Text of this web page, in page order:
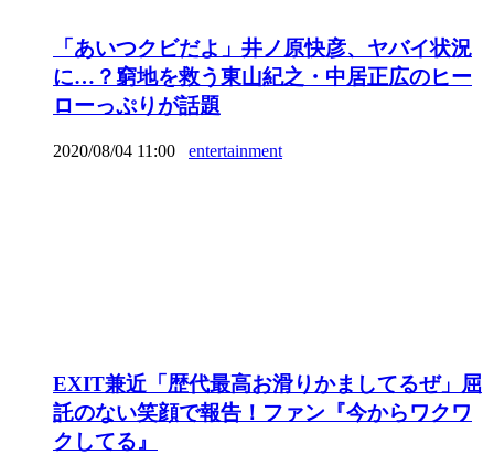
「あいつクビだよ」井ノ原快彦、ヤバイ状況
に…？窮地を救う東山紀之・中居正広のヒー
ローっぷりが話題
2020/08/04 11:00 entertainment
EXIT兼近「歴代最高お滑りかましてるぜ」屈
託のない笑顔で報告！ファン『今からワクワ
クしてる』